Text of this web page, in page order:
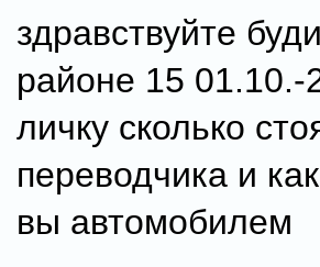
здравствуйте
районе 15
личку сколько
переводчика и
вы автомобилем